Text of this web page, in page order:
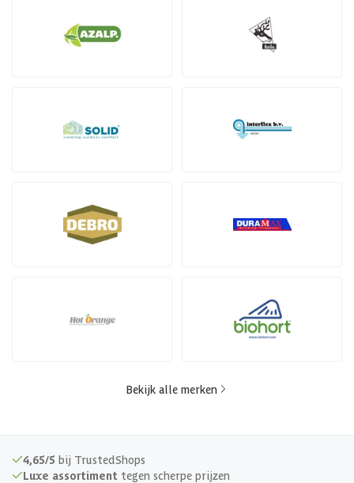
Bekijk alle merken
4,65/5 bij TrustedShops
Luxe assortiment tegen scherpe prijzen